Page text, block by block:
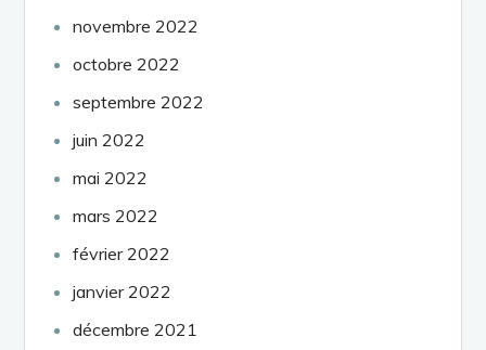
novembre 2022
octobre 2022
septembre 2022
juin 2022
mai 2022
mars 2022
février 2022
janvier 2022
décembre 2021